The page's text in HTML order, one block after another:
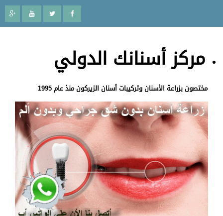
مركز أسنانك الدولي
مختصون بزراعة الأسنان وتركيبات أسنان الزيركون منذ عام 1995